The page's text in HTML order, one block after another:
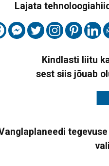
Lajata
Kindlasti liitu
sest siis jõuab